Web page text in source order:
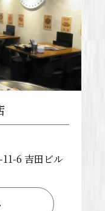
6 吉田ビル